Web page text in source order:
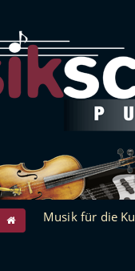
Musik für die